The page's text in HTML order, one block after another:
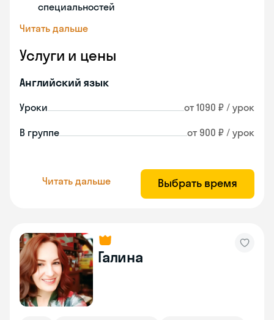
специальностей
Читать дальше
Услуги и цены
Английский язык
Уроки от 1090 ₽ / урок
В группе от 900 ₽ / урок
Читать дальше Выбрать время
Галина